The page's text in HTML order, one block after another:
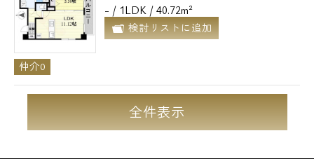
- / 1LDK / 40.72m²
検討リストに追加
仲介0
全件表示